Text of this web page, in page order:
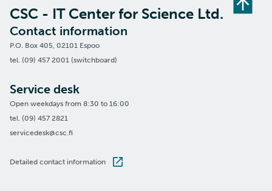
CSC - IT Center for Science Ltd.
Contact information
P.O. Box 405, 02101 Espoo
tel. (09) 457 2001 (switchboard)
Service desk
Open weekdays from 8:30 to 16:00
tel. (09) 457 2821
servicedesk@csc.fi
Detailed contact information